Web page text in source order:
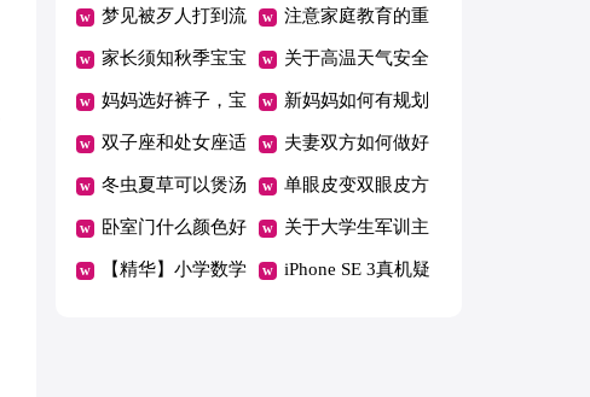
往与能力无关而是
由这四种思维方式
决定的
梦见被歹人打到流
血
注意家庭教育的重
要性
家长须知秋季宝宝
注意事项
关于高温天气安全
注意事项
妈妈选好裤子，宝
宝穿着舒服
新妈妈如何有规划
的瘦身？
双子座和处女座适
合做夫妻吗
夫妻双方如何做好
充分的孕前准备
冬虫夏草可以煲汤
喝吗
单眼皮变双眼皮方
法
卧室门什么颜色好
看
关于大学生军训主
题的优秀作文
【精华】小学数学 iPhone SE 3真机疑